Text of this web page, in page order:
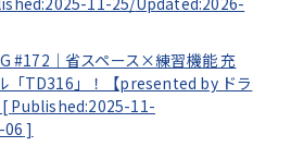
#172｜省スペース×練習機能 充
「TD316」！【presented by ドラ
[ Published:2025-11-
]